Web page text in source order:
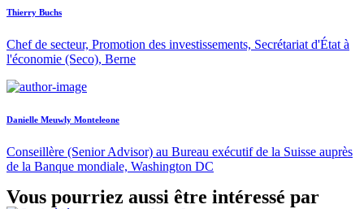
Thierry Buchs
Chef de secteur, Promotion des investissements, Secrétariat d'État à
l'économie (Seco), Berne
Danielle Meuwly Monteleone
Conseillère (Senior Advisor) au Bureau exécutif de la Suisse auprès
de la Banque mondiale, Washington DC
Vous pourriez aussi être intéressé par